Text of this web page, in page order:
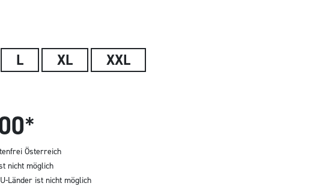
L XL XXL
*
Österreich
nicht möglich
Länder ist nicht möglich